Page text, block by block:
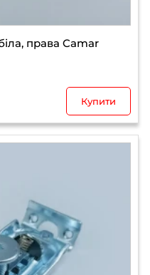
права Camar
Купити